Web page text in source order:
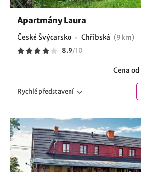
Apartmány Laura
České Švýcarsko Chřibská (9 km)
8.9/10
Cena od
Rychlépředstavení